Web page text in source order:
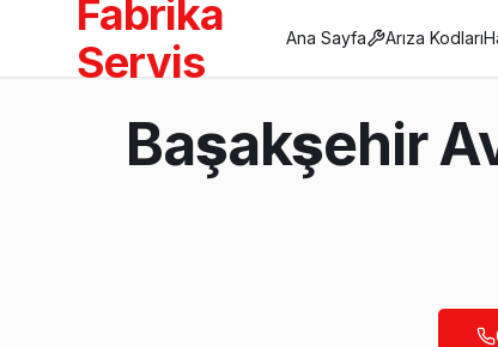
Başakşehir
Fabrika
Servis
Ana Sayfa Arıza Kodları
Başakşehir